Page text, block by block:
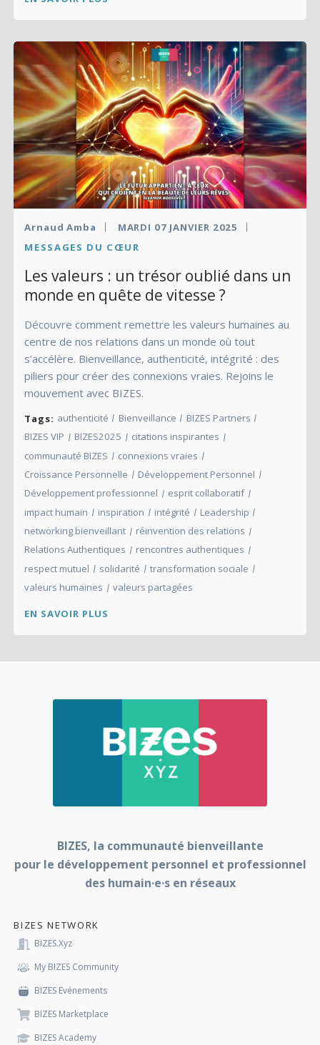
Arnaud Amba
MARDI 07 JANVIER 2025
MESSAGES DU CŒUR
Les valeurs : un trésor oublié dans un
monde en quête de vitesse ?
Découvre comment remettre les valeurs humaines au
centre de nos relations dans un monde où tout
s’accélère. Bienveillance, authenticité, intégrité : des
piliers pour créer des connexions vraies. Rejoins le
mouvement avec BIZES.
Tags: authenticité Bienveillance
BIZES Partners
BIZES VIP
BIZES2025
citations inspirantes
communauté BIZES
connexions vraies
Croissance Personnelle
Développement Personnel
Développement professionnel
esprit collaboratif
impact humain
inspiration intégrité
Leadership
networking bienveillant
réinvention des relations
Relations Authentiques
rencontres authentiques
respect mutuel
solidarité
transformation sociale
valeurs humaines
valeurs partagées
EN SAVOIR PLUS
BIZES, la communauté bienveillante
pour le développement personnel et professionnel
des humain·e·s en réseaux
BIZES NETWORK
BIZES.xyz
My BIZES Community
BIZES Evénements
BIZES Marketplace
BIZES Academy